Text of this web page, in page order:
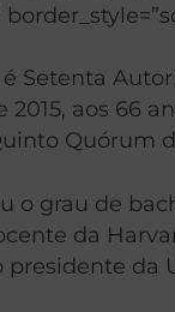
Setenta
2015, aos 66
Quórum
o grau de
da
da